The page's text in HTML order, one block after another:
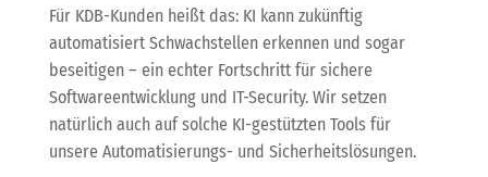
Für KDB-Kunden heißt das: KI kann zukünftig
automatisiert Schwachstellen erkennen und sogar
beseitigen – ein echter Fortschritt für sichere
Softwareentwicklung und IT-Security. Wir setzen
natürlich auch auf solche KI-gestützten Tools für
unsere Automatisierungs- und Sicherheitslösungen.